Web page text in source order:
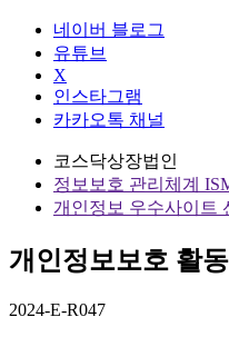
네이버 블로그
유튜브
X
인스타그램
카카오톡 채널
코스닥상장법인
정보보호 관리체계
개인정보 우수사이트
개인정보보호 활동
2024-E-R047